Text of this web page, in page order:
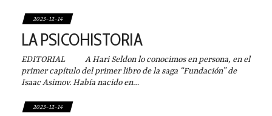
2023-12-14
LA PSICOHISTORIA
EDITORIAL A Hari Seldon lo conocimos en persona, en el
primer capítulo del primer libro de la saga “Fundación” de
Isaac Asimov. Había nacido en…
2023-12-14